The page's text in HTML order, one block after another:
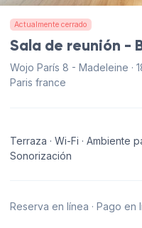
Actualmente cerrado
Sala de reunión -
Wojo París 8 - Madeleine ·
Paris france
Terraza · Wi-Fi · Ambiente
Sonorización
Reserva en línea · Pago en